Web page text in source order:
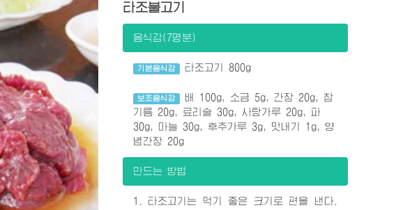
타조불고기
음식감(7명분)
기본음식감 타조고기 800g
보조음식감
배 100g, 소금 5g, 간장 20g, 참
기름 20g, 료리술 30g, 사탕가루 20g, 파
30g, 마늘 30g, 후추가루 3g, 맛내기 1g, 양
념간장 20g
만드는 방법
1. 타조고기는 먹기 좋은 크기로 편을 낸다.